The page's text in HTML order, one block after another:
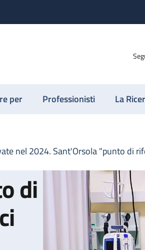
per Professionisti La
nel 2024. Sant'Orsola "punto di
di